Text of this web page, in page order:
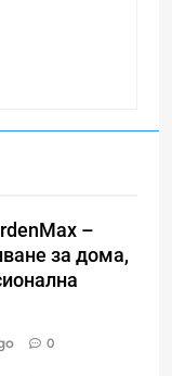
–
за дома,
0